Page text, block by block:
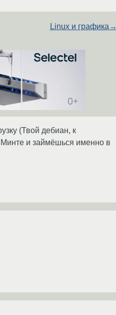
Linux и графика →
(Твой дебиан, к
и займёшься именно в